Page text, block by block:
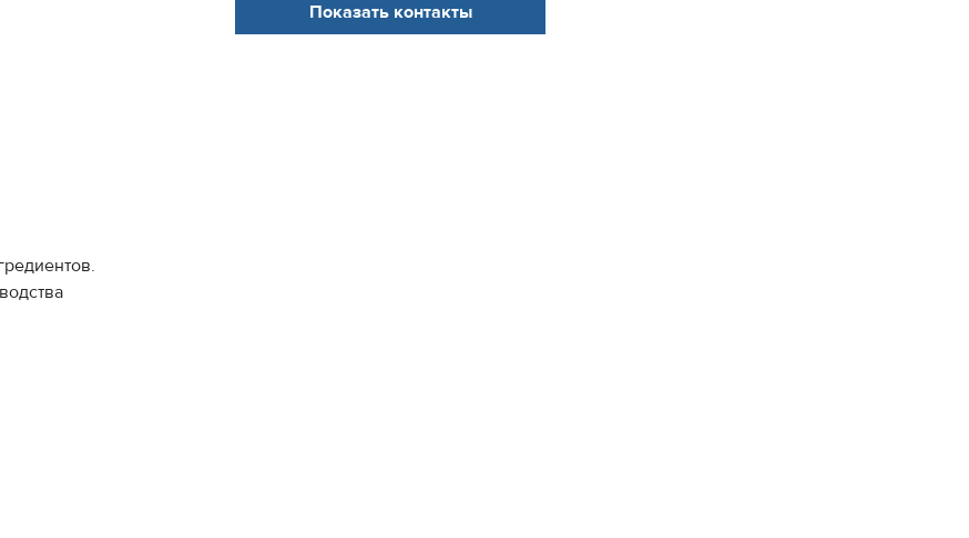
Показать контакты